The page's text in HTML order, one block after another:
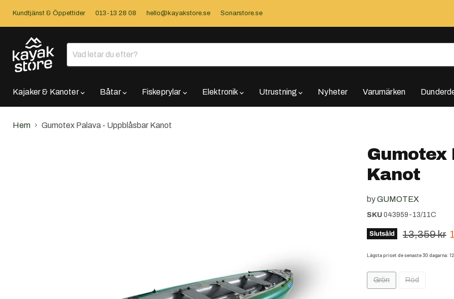
Kundtjänst & Öppettider 013-13 28 08 hello@kayakstore.se Sonarstore.se
Kajaker & Kanoter Båtar Fiskeprylar Elektronik Utrustning Nyheter Varumärken
Hem Gumotex Palava - Uppblåsbar Kanot
Gumotex
Kanot
byGUMOTEX
SKU 043959-13/11C
Slutsåld 13,359 kr
Lägsta priset de senaste 30 dagarna:
Grön Röd